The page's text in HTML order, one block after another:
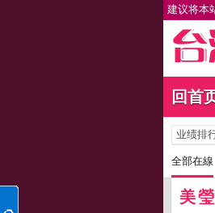
建议将本
回首
业绩排
全部在線
美